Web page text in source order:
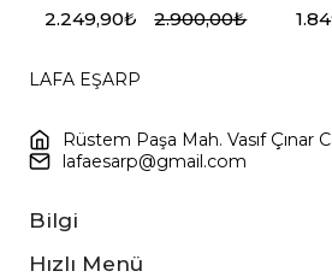
Lacivert
2.249,90₺ 2.900,00₺
LAFA EŞARP
Rüstem Paşa Mah. Vasıf Çınar
lafaesarp@gmail.com
Bilgi
Hızlı Menü